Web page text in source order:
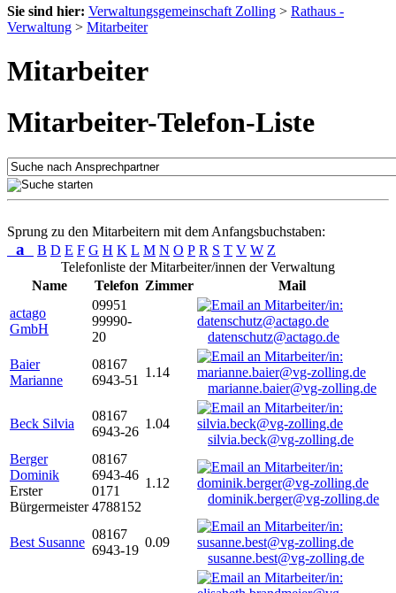
Sie sind hier: Verwaltungsgemeinschaft Zolling > Rathaus -
Verwaltung > Mitarbeiter
Mitarbeiter
Mitarbeiter-Telefon-Liste
Sprung zu den Mitarbeitern mit dem Anfangsbuchstaben:
a B D E F G H K L M N O P R S T V W Z
Telefonliste der Mitarbeiter/innen der Verwaltung
Name
Telefon Zimmer
Mail
actago
GmbH
09951
99990-
20
datenschutz@actago.de
Baier
Marianne
08167
6943-51
1.14
marianne.baier@vg-zolling.de
Beck Silvia
08167
6943-26
1.04
silvia.beck@vg-zolling.de
Berger
Dominik
Erster
Bürgermeister
08167
6943-46
0171
4788152
1.12
dominik.berger@vg-zolling.de
Best Susanne
08167
6943-19
0.09
susanne.best@vg-zolling.de